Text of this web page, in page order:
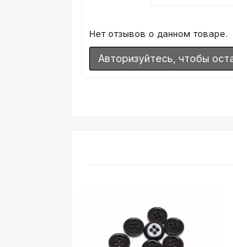
Нет отзывов о данном товаре.
Авторизуйтесь, чтобы